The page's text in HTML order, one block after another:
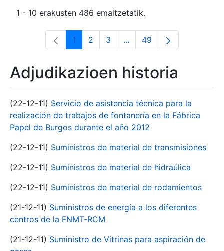
1 - 10 erakusten 486 emaitzetatik.
Orrialdea
1 Orrialdea
2 Orrialdea
3 ...Intermediate Pages Use
Orrialdea
49
Adjudikazioen historia
(22-12-11) Servicio de asistencia técnica para la
realización de trabajos de fontanería en la Fábrica
Papel de Burgos durante el año 2012
(22-12-11) Suministros de material de transmisiones
(22-12-11) Suministros de material de hidraúlica
(22-12-11) Suministros de material de rodamientos
(21-12-11) Suministros de energía a los diferentes
centros de la FNMT-RCM
(21-12-11) Suministro de Vitrinas para aspiración de